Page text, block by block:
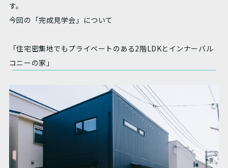
す。
今回の「完成見学会」について
「住宅密集地でもプライベートのある2階LDKとインナーバル
コニーの家」